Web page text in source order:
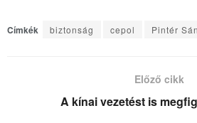
Címkék biztonság cepol Pintér
Előző cikk
A kínai vezetést is